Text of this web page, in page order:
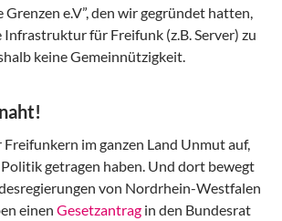
Grenzen e.V”, den wir gegründet hatten,
für Freifunk (z.B. Server) zu
keine Gemeinnützigkeit.
im ganzen Land Unmut auf,
getragen haben. Und dort bewegt
von Nordrhein-Westfalen
einen Gesetzantrag in den Bundesrat